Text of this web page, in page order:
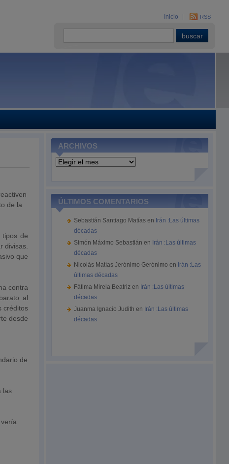
Inicio RSS
de la
tipos de
divisas.
que
contra
al
créditos
desde
de
las
ARCHIVOS
Archivos
ÚLTIMOS COMENTARIOS
Sebastián Santiago Matías en Irán :Las últimas
décadas
Simón Máximo Sebastián en Irán :Las últimas
décadas
Nicolás Matías Jerónimo Gerónimo en Irán :Las
últimas décadas
Fátima Mireia Beatriz en Irán :Las últimas
décadas
Juanma Ignacio Judith en Irán :Las últimas
décadas